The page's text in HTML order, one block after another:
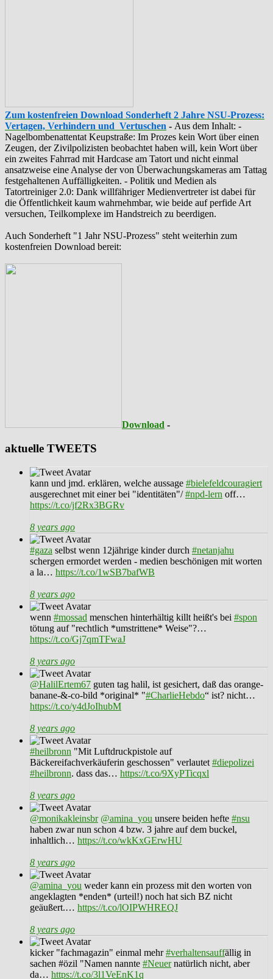
Zum kostenfreien Download Sonderheft 2 Jahre NSU-Prozess:
Vertagen, Verhindern und Vertuschen - Aus dem Inhalt: -
‪Nagelbombenattentat‬ ‎Keupstraße‬: Im Prozes kein Wort über einen
Zeugen, der Zivilpolizisten beobachtet haben will, kein Wort über
ein zweites Fahrrad mit Hardcase am Tatort und nicht einmal
ansatzweise eine Analyse der von Überwachungskameras am Tattag
festgehaltenen Auffälligkeiten. - Politik und Medien als
‪Tatortreiniger‬ 2.0: Dank willfähriger Medienvertreter ist dabei für
die Öffentlichkeit kaum wahrnehmbar, wie beide auf perfide Art
versuchen, Teilkomplexe im Handstreich zu beerdigen.
Auch Sonderheft "1 Jahr NSU-Prozess" steht weiterhin zum
kostenfreien Download bereit:
Download -
aktuelle TWEETS
kann und jmd. erklären, welche aussage #bielefeldcouragiert
ausgerechnet mit einer bei "identitäten"/#npd-lern off…
https://t.co/jf2Rx3BGRv
8 years ago
#gaza selbst wenn 12jährige kinder durch #netanjahu
schergen ermordet werden - medien beschönigen mit worten
a la… https://t.co/1wSB7bafWB
8 years ago
wenn #mossad menschen hinterhältig killt heißt's bei #spon
tötung auf "rechtlich *umstrittene* Weise"?…
https://t.co/Gj7qmTFwaJ
8 years ago
@HalilErtem67 guten tag halil, ist gesichert, daß das orange-
banane-&-co-bild *original* "#CharlieHebdo“ ist? nicht…
https://t.co/y4dJoIhubM
8 years ago
#heilbronn "Mit Luftdruckpistole auf
Bäckereifachverkäuferin geschossen" verlautet #diepolizei
#heilbronn. dass das… https://t.co/9XyPTicqxl
8 years ago
@monikakleinsbr @amina_you unsere beiden hefte #nsu
haben zwar nun schon 4 bzw. 3 jahre auf dem buckel,
inhaltlich… https://t.co/wkKxGErwHU
8 years ago
@amina_you weder kann ein prozess mit den worten von
angeklagten *enden* (urteil!) noch hat sich BZ nicht
geäußert.… https://t.co/lOIPWHREQJ
8 years ago
kicker "fachmagazin" einmal mehr#verhaltensauffällig in
sachen #özil "Namen nannte #Neuernatürlich nicht, aber
da… https://t.co/3l1VeEnK1q